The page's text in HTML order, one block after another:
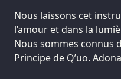
Nous laissons cet
l’amour et dans la
Nous sommes connus
Principe de Q’uo.